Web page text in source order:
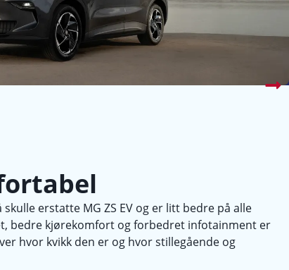
erstatte MG ZS EV og er litt bedre på alle
bedre kjørekomfort og forbedret infotainment er
hvor kvikk den er og hvor stillegående og